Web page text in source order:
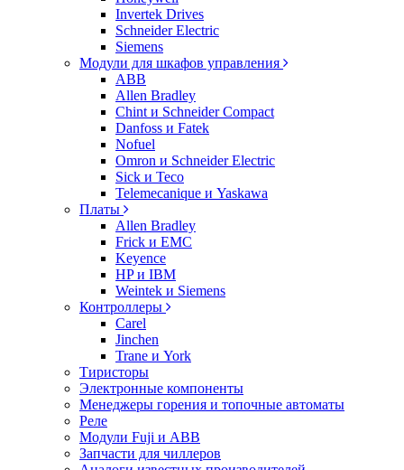
Invertek Drives
Schneider Electric
Siemens
Модули для шкафов управления
ABB
Allen Bradley
Chint и Schneider Compact
Danfoss и Fatek
Nofuel
Omron и Schneider Electric
Sick и Teco
Telemecanique и Yaskawa
Платы
Allen Bradley
Frick и EMC
Keyence
HP и IBM
Weintek и Siemens
Контроллеры
Carel
Jinchen
Trane и York
Тиристоры
Электронные компоненты
Менеджеры горения и топочные автоматы
Реле
Модули Fuji и ABB
Запчасти для чиллеров